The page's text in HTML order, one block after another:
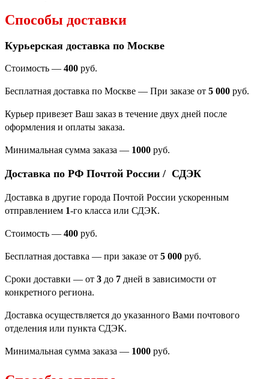
Способы доставки
Курьерская доставка по Москве
Стоимость — 400 руб.
Бесплатная доставка по Москве — При заказе от 5 000 руб.
Курьер привезет Ваш заказ в течение двух дней после
оформления и оплаты заказа.
Минимальная сумма заказа — 1000 руб.
Доставка по РФ Почтой России / СДЭК
Доставка в другие города Почтой России ускоренным
отправлением 1-го класса или СДЭК.
Стоимость — 400 руб.
Бесплатная доставка — при заказе от 5 000 руб.
Сроки доставки — от 3 до 7 дней в зависимости от
конкретного региона.
Доставка осуществляется до указанного Вами почтового
отделения или пункта СДЭК.
Минимальная сумма заказа — 1000 руб.